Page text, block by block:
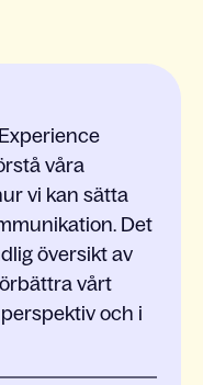
våra
vi kan sätta
Det
översikt av
vårt
och i